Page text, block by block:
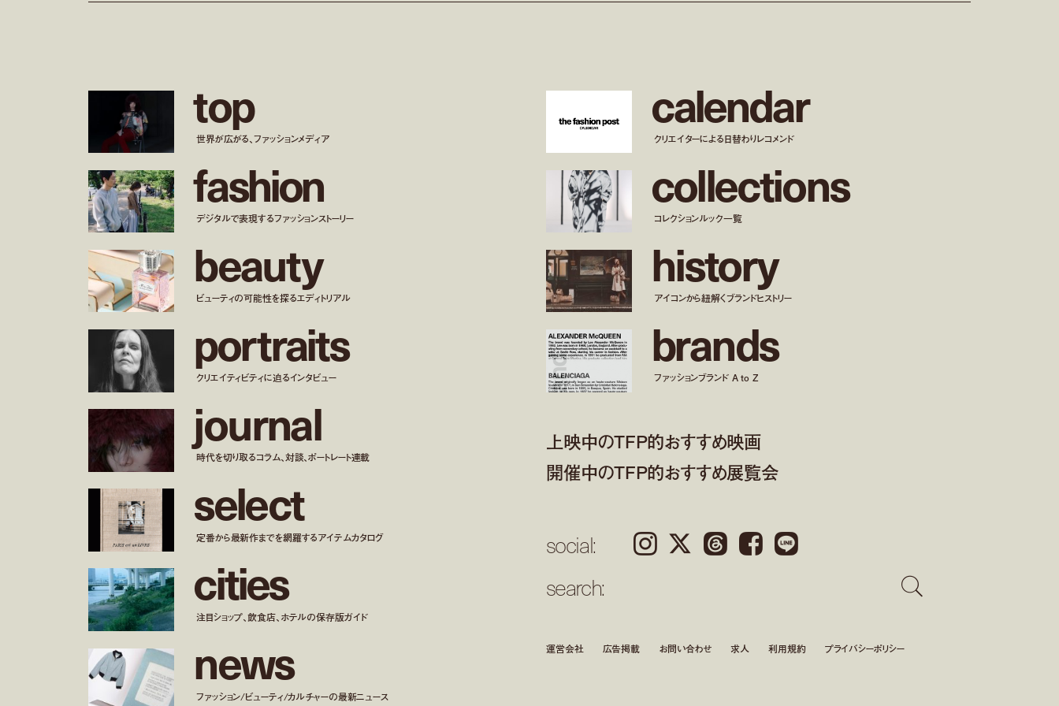
top
世界が広がる、ファッションメディア
fashion
デジタルで表現するファッションストーリー
beauty
ビューティの可能性を探るエディトリアル
portraits
クリエイティビティに迫るインタビュー
journal
時代を切り取るコラム、対談、ポートレート連載
select
定番から最新作までを網羅するアイテムカタログ
cities
注目ショップ、飲食店、ホテルの保存版ガイド
news
ファッション/ビューティ/カルチャーの最新ニュース
calendar
クリエイターによる日替わりレコメンド
collections
コレクションルック一覧
history
アイコンから紐解くブランドヒストリー
brands
ファッションブランド A to Z
上映中のTFP的おすすめ映画
開催中のTFP的おすすめ展覧会
social: Instagram 𝕏 Threads Facebook LINE
search:
運営会社 広告掲載 お問い合わせ 求人 利用規約 プライバシーポリシー